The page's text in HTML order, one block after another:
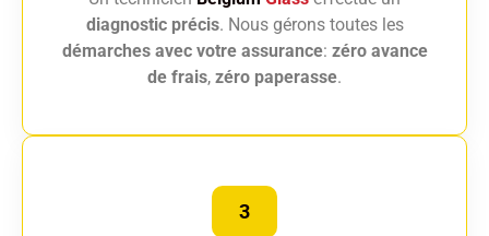
diagnostic précis. Nous gérons toutes les
démarches avec votre assurance: zéro avance
de frais, zéro paperasse.
3